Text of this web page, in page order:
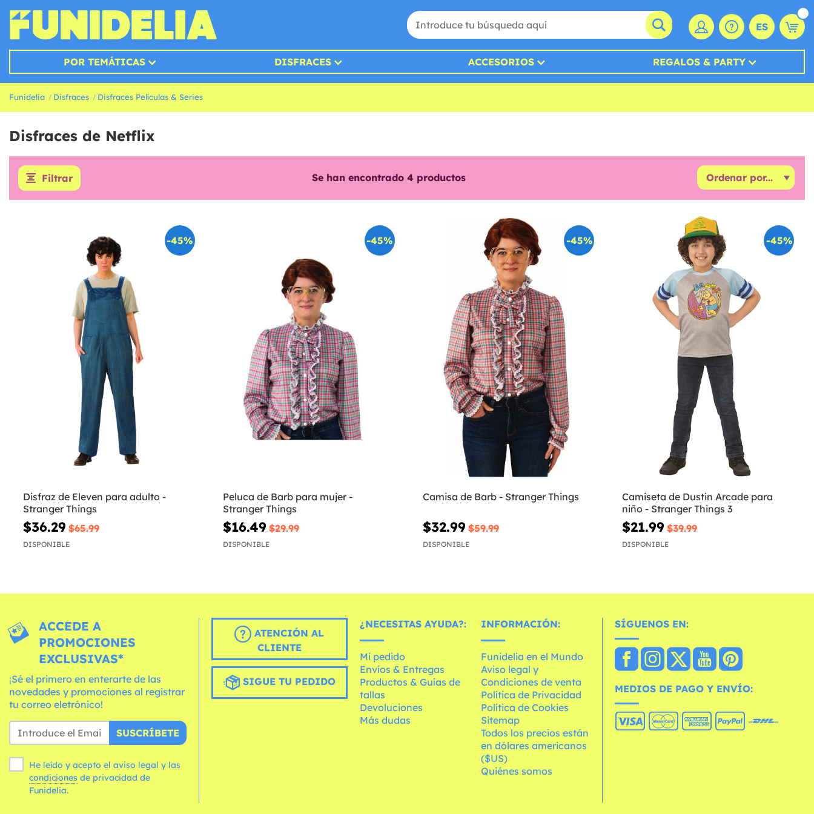
ES
POR TEMÁTICAS DISFRACES ACCESORIOS REGALOS & PARTY
Funidelia Disfraces Disfraces Películas & Series
Disfraces de Netflix
Filtrar Se han encontrado 4 productos
-45%
Disfraz de Eleven para adulto -
Stranger Things
$36.29 $65.99
DISPONIBLE
-45%
Peluca de Barb para mujer -
Stranger Things
$16.49 $29.99
DISPONIBLE
-45%
Camisa de Barb - Stranger Things
$32.99 $59.99
DISPONIBLE
-45%
Camiseta de Dustin Arcade para
niño - Stranger Things 3
$21.99 $39.99
DISPONIBLE
ACCEDE A
PROMOCIONES
EXCLUSIVAS*
¡Sé el primero en enterarte de las
novedades y promociones al registrar
tu correo eletrónico!
SUSCRÍBETE
He leído y acepto el aviso legal y las
condiciones
Funidelia.
ATENCIÓN AL
CLIENTE
SIGUE TU PEDIDO
¿NECESITAS AYUDA?:
Mi pedido
Envíos & Entregas
Productos & Guías de
tallas
Devoluciones
Más dudas
INFORMACIÓN:
Funidelia en el Mundo
Aviso legal y
Condiciones de venta
Política de Privacidad
Política de Cookies
Sitemap
Todos los precios están
en dólares americanos
($US)
Quiénes somos
SÍGUENOS EN:
MEDIOS DE PAGO Y ENVÍO: